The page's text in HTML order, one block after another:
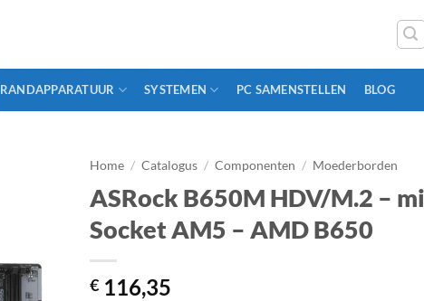
RANDAPPARATUUR SYSTEMEN PC SAMENSTELLEN BLOG
Home / Catalogus / Componenten / Moederborden
ASRock B650M HDV/M.2 –
Socket AM5 – AMD B650
€ 116,35